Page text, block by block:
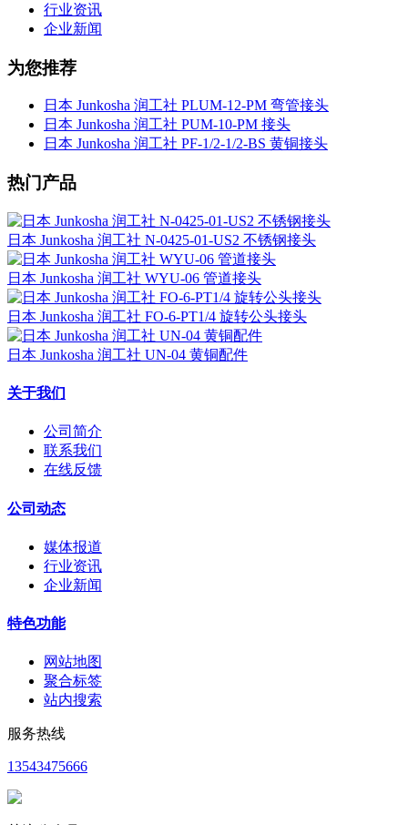
行业资讯
企业新闻
为您推荐
日本 Junkosha 润工社 PLUM-12-PM 弯管接头
日本 Junkosha 润工社 PUM-10-PM 接头
日本 Junkosha 润工社 PF-1/2-1/2-BS 黄铜接头
热门产品
日本 Junkosha 润工社 N-0425-01-US2 不锈钢接头
日本 Junkosha 润工社 WYU-06 管道接头
日本 Junkosha 润工社 FO-6-PT1/4 旋转公头接头
日本 Junkosha 润工社 UN-04 黄铜配件
关于我们
公司简介
联系我们
在线反馈
公司动态
媒体报道
行业资讯
企业新闻
特色功能
网站地图
聚合标签
站内搜索
服务热线
13543475666